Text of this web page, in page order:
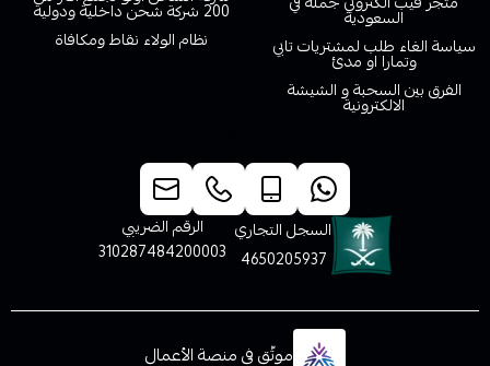
السعودية
سياسة الغاء طلب لمشتريات تابي
وتمارا او مدئ
الفرق بين السحبة و الشيشة
الالكترونية
200 شركة شحن داخلية ودولية
نظام الولاء نقاط ومكافاة
السجل التجاري
4650205937
الرقم الضريبي
310287484200003
موثّق في منصة الأعمال